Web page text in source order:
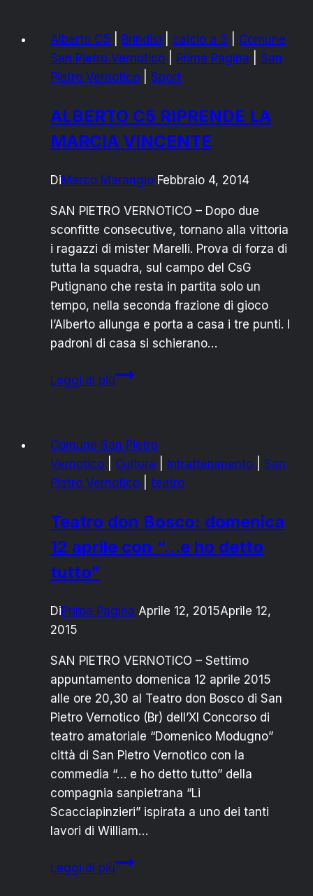
Alberto C5 Brindisi calcio a 5
Comune
San Pietro Vernotico
Prima Pagina
San
Pietro Vernotico
Sport
ALBERTO C5 RIPRENDE LA
MARCIA VINCENTE
DiMarco Marangio Febbraio 4, 2014
SAN PIETRO VERNOTICO – Dopo due
sconfitte consecutive, tornano alla vittoria
i ragazzi di mister Marelli. Prova di forza di
tutta la squadra, sul campo del CsG
Putignano che resta in partita solo un
tempo, nella seconda frazione di gioco
l’Alberto allunga e porta a casa i tre punti. I
padroni di casa si schierano…
Leggi di piùALBERTO
MARCIA
VINCENTE
Comune San Pietro
Vernotico
Cultura Intrattenimento
San
Pietro Vernotico
teatro
Teatro don Bosco: domenica
12 aprile con “…e ho detto
tutto”
DiPrima Pagina Aprile 12, 2015Aprile 12,
2015
SAN PIETRO VERNOTICO – Settimo
appuntamento domenica 12 aprile 2015
alle ore 20,30 al Teatro don Bosco di San
Pietro Vernotico (Br) dell’XI Concorso di
teatro amatoriale “Domenico Modugno”
città di San Pietro Vernotico con la
commedia “… e ho detto tutto” della
compagnia sanpietrana “Li
Scacciapinzieri” ispirata a uno dei tanti
lavori di William…
Leggi di piùTeatro